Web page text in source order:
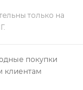
только на
покупки
клиентам